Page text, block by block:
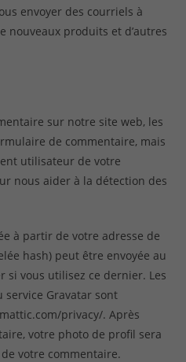
envoyer des courriels à
nouveaux produits et d’autres
sur notre site web, les
de commentaire, mais
utilisateur de votre
nous aider à la détection des
à partir de votre adresse de
hash) peut être envoyée au
si vous utilisez ce dernier. Les
Gravatar sont
privacy/. Après
votre photo de profil sera
votre commentaire.